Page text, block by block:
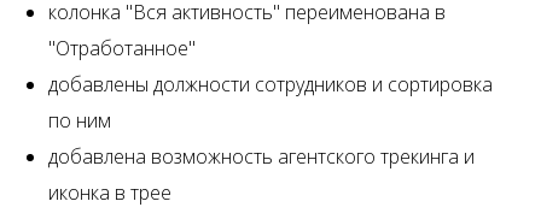
колонка "Вся активность" переименована в
"Отработанное"
добавлены должности сотрудников и сортировка
по ним
добавлена возможность агентского трекинга и
иконка в трее